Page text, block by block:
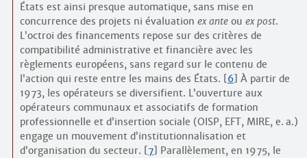
États est ainsi presque automatique, sans mise en
concurrence des projets ni évaluation ex anteou ex post.
L’octroi des financements repose sur des critères de
compatibilité administrative et financière avec les
règlements européens, sans regard sur le contenu de
l’action qui reste entre les mains des États.
6] À partir de
1973, les opérateurs se diversifient. L’ouverture aux
opérateurs communaux et associatifs de formation
professionnelle et d’insertion sociale (OISP, EFT, MIRE, e. a.)
engage un mouvement d’institutionnalisation et
d’organisation du secteur.
7]
Parallèlement, en 1975, le